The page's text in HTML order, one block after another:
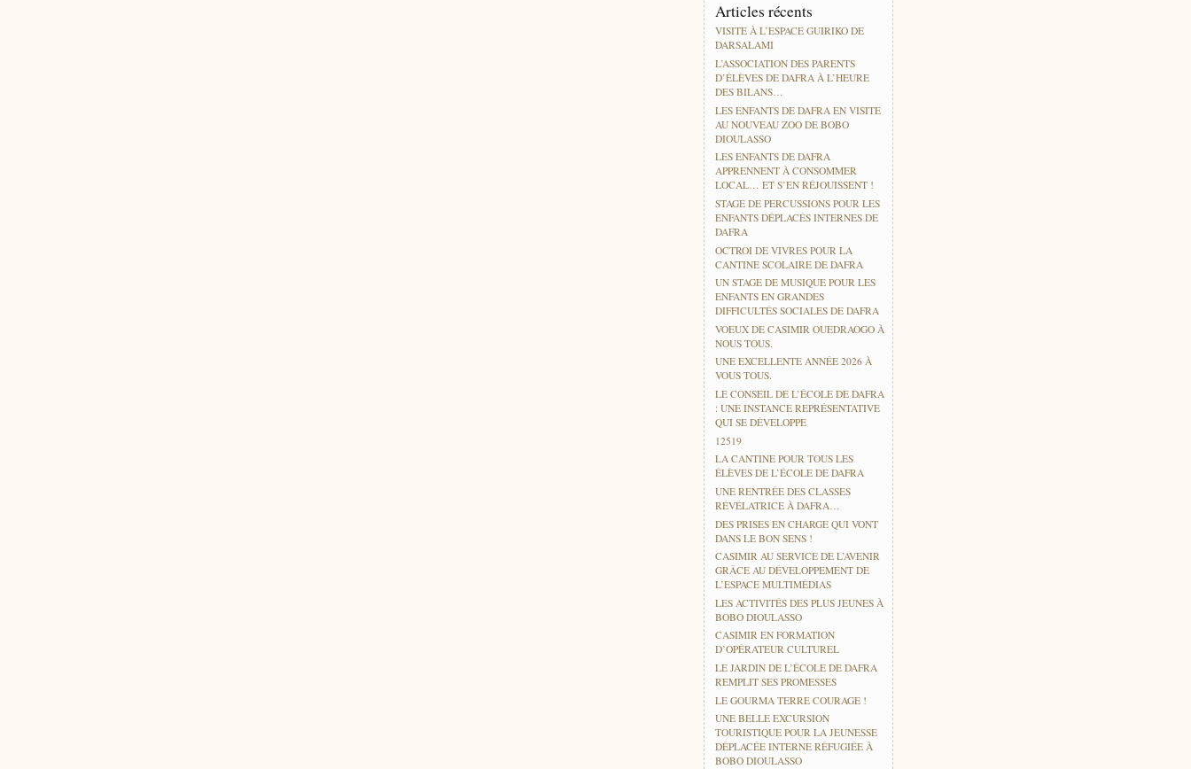
Articles récents
VISITE À L’ESPACE GUIRIKO DE
DARSALAMI
L’ASSOCIATION DES PARENTS
D’ÉLÈVES DE DAFRA À L’HEURE
DES BILANS…
LES ENFANTS DE DAFRA EN VISITE
AU NOUVEAU ZOO DE BOBO
DIOULASSO
LES ENFANTS DE DAFRA
APPRENNENT À CONSOMMER
LOCAL… ET S’EN RÉJOUISSENT !
STAGE DE PERCUSSIONS POUR LES
ENFANTS DÉPLACÉS INTERNES DE
DAFRA
OCTROI DE VIVRES POUR LA
CANTINE SCOLAIRE DE DAFRA
UN STAGE DE MUSIQUE POUR LES
ENFANTS EN GRANDES
DIFFICULTÉS SOCIALES DE DAFRA
VOEUX DE CASIMIR OUEDRAOGO À
NOUS TOUS.
UNE EXCELLENTE ANNÉE 2026 À
VOUS TOUS.
LE CONSEIL DE L’ÉCOLE DE DAFRA
: UNE INSTANCE REPRÉSENTATIVE
QUI SE DÉVELOPPE
12519
LA CANTINE POUR TOUS LES
ÉLÈVES DE L’ÉCOLE DE DAFRA
UNE RENTRÉE DES CLASSES
RÉVÉLATRICE À DAFRA…
DES PRISES EN CHARGE QUI VONT
DANS LE BON SENS !
CASIMIR AU SERVICE DE L’AVENIR
GRÂCE AU DÉVELOPPEMENT DE
L’ESPACE MULTIMÉDIAS
LES ACTIVITÉS DES PLUS JEUNES À
BOBO DIOULASSO
CASIMIR EN FORMATION
D’OPÉRATEUR CULTUREL
LE JARDIN DE L’ÉCOLE DE DAFRA
REMPLIT SES PROMESSES
LE GOURMA TERRE COURAGE !
UNE BELLE EXCURSION
TOURISTIQUE POUR LA JEUNESSE
DÉPLACÉE INTERNE RÉFUGIÉE À
BOBO DIOULASSO